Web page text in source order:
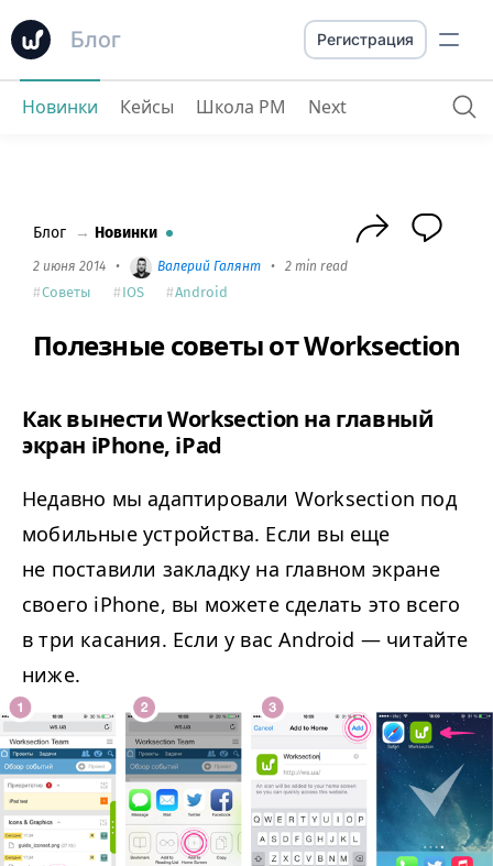
Блог
Полезные советы от Worksection
Регистрация
Новинки Кейсы Школа PM Next
Блог → Новинки
2 июня 2014 • Валерий Галянт • 2 min read
Советы IOS Android
Полезные советы от Worksection
Как вынести Worksection на главный
экран iPhone, iPad
Недавно мы адаптировали Worksection под
мобильные устройства. Если вы еще
не поставили закладку на главном экране
своего iPhone, вы можете сделать это всего
в три касания. Если у вас Android — читайте
ниже.